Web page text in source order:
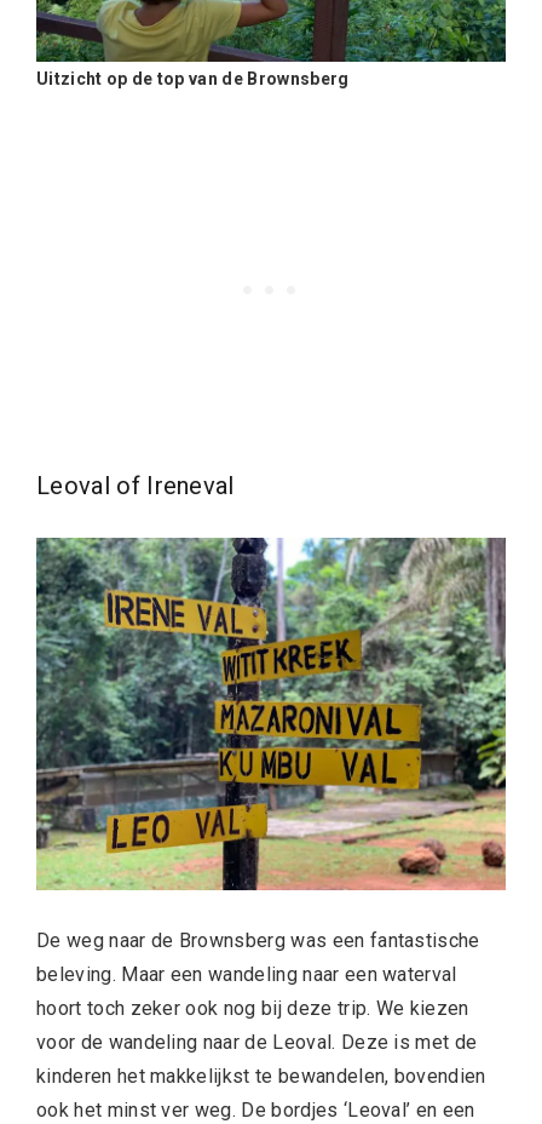
Uitzicht op de top van de Brownsberg
Leoval of Ireneval
De weg naar de Brownsberg was een fantastische
beleving. Maar een wandeling naar een waterval
hoort toch zeker ook nog bij deze trip. We kiezen
voor de wandeling naar de Leoval. Deze is met de
kinderen het makkelijkst te bewandelen, bovendien
ook het minst ver weg. De bordjes ‘Leoval’ en een